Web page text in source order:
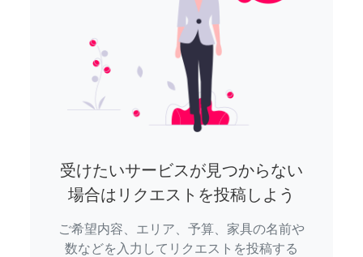
受けたいサービスが見つからない
場合はリクエストを投稿しよう
ご希望内容、エリア、予算、家具の名前や
数などを入力してリクエストを投稿する